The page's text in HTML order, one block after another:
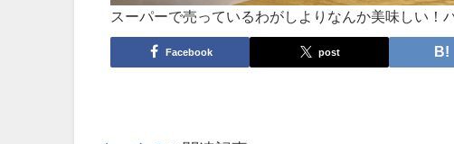
スーパーで売っているわがしよりなんか美味しい！
Facebook post